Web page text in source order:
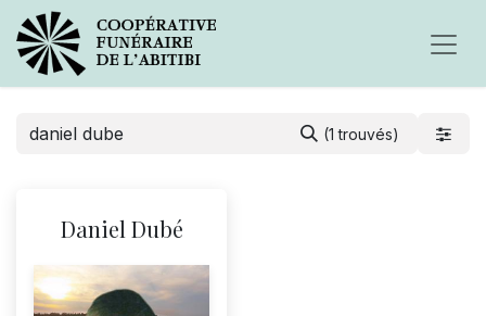
(1 trouvés)
Daniel Dubé